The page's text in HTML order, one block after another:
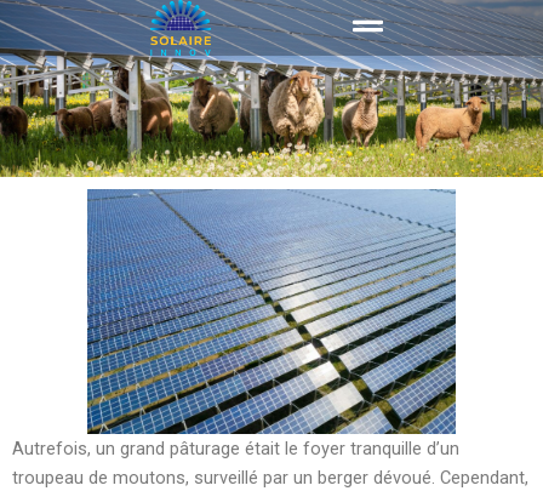
Skip
to
content
Autrefois, un grand pâturage était le foyer tranquille d’un
troupeau de moutons, surveillé par un berger dévoué. Cependant,